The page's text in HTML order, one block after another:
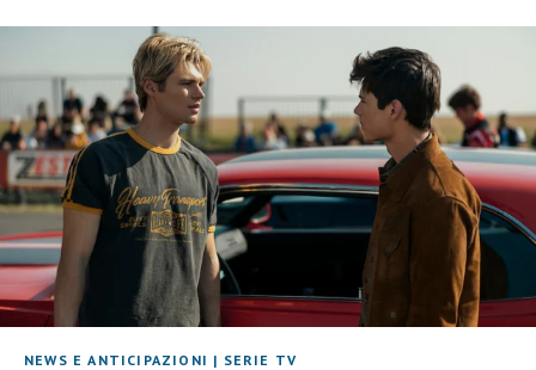
NEWS E ANTICIPAZIONI | SERIE TV